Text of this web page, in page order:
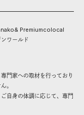
& Premiumcolocal
ワールド
門家への取材を行っており
。
自身の体調に応じて、専門